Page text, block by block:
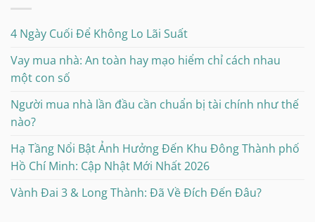
4 Ngày Cuối Để Không Lo Lãi Suất
Vay mua nhà: An toàn hay mạo hiểm chỉ cách nhau
một con số
Người mua nhà lần đầu cần chuẩn bị tài chính như thế
nào?
Hạ Tầng Nổi Bật Ảnh Hưởng Đến Khu Đông Thành phố
Hồ Chí Minh: Cập Nhật Mới Nhất 2026
Vành Đai 3 & Long Thành: Đã Về Đích Đến Đâu?